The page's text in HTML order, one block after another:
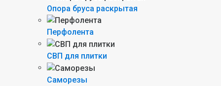
Опора бруса раскрытая
Перфолента
СВП для плитки
Саморезы